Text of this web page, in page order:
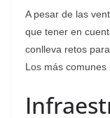
A pesar de las
que tener en
conlleva retos
Los más comunes